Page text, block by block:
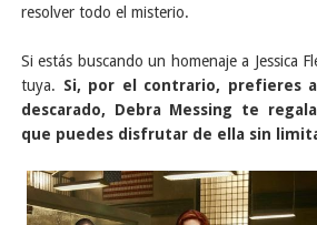
resolver todo el misterio.
Si estás buscando un homenaje a Jessica
tuya. Si, por el contrario, prefieres
descarado, Debra Messing te
que puedes disfrutar de ella sin